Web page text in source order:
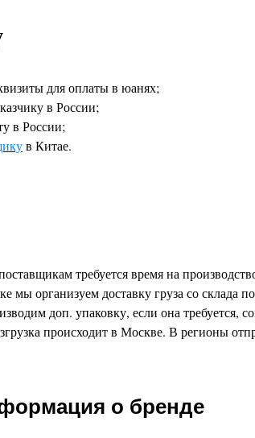
для оплаты в юанях;
в России;
в России;
в Китае.
требуется время на
мы организуем доставку груза со склада
доп. упаковку, если она требуется,
происходит в Москве. В регионы
о бренде